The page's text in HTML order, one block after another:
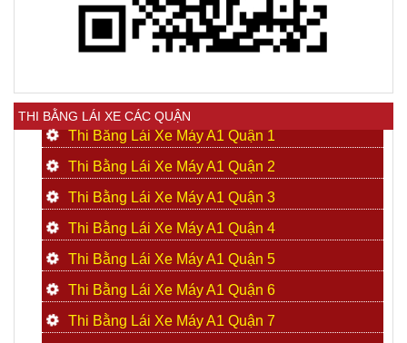
THI BẰNG LÁI XE CÁC QUẬN
Thi Bằng Lái Xe Máy A1 Quận 1
Thi Bằng Lái Xe Máy A1 Quận 2
Thi Bằng Lái Xe Máy A1 Quận 3
Thi Bằng Lái Xe Máy A1 Quận 4
Thi Bằng Lái Xe Máy A1 Quận 5
Thi Bằng Lái Xe Máy A1 Quận 6
Thi Bằng Lái Xe Máy A1 Quận 7